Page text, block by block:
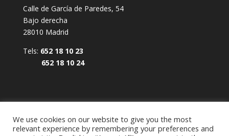
Calle de García de Paredes, 54
Bajo derecha
28010 Madrid
Tels: 652 18 10 23
652 18 10 24
We use cookies on our website to give you the most
relevant experience by remembering your preferences and